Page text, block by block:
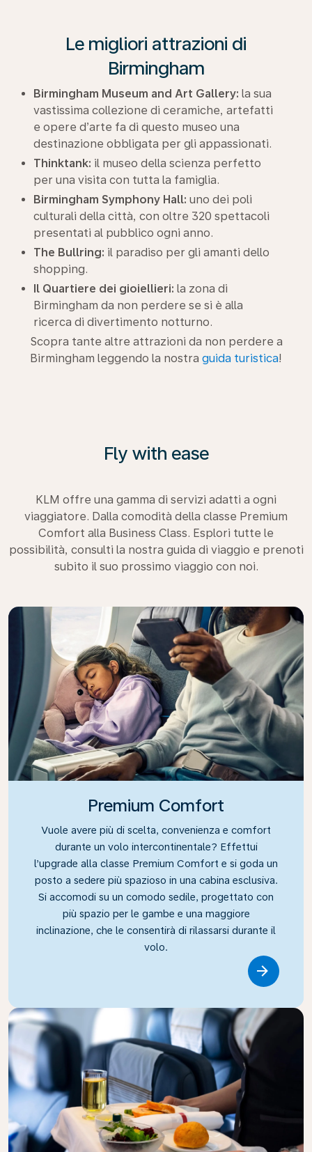
Le migliori attrazioni di
Birmingham
Birmingham Museum and Art Gallery: la sua
vastissima collezione di ceramiche, artefatti
e opere d’arte fa di questo museo una
destinazione obbligata per gli appassionati.
Thinktank: il museo della scienza perfetto
per una visita con tutta la famiglia.
Birmingham Symphony Hall: uno dei poli
culturali della città, con oltre 320 spettacoli
presentati al pubblico ogni anno.
The Bullring: il paradiso per gli amanti dello
shopping.
Il Quartiere dei gioiellieri: la zona di
Birmingham da non perdere se si è alla
ricerca di divertimento notturno.
Scopra tante altre attrazioni da non perdere a
Birmingham leggendo la nostra guida turistica!
Fly with ease
KLM offre una gamma di servizi adatti a ogni
viaggiatore. Dalla comodità della classe Premium
Comfort alla Business Class. Esplori tutte le
possibilità, consulti la nostra guida di viaggio e prenoti
subito il suo prossimo viaggio con noi.
Premium Comfort
Vuole avere più di scelta, convenienza e comfort
durante un volo intercontinentale? Effettui
l’upgrade alla classe Premium Comfort e si goda un
posto a sedere più spazioso in una cabina esclusiva.
Si accomodi su un comodo sedile, progettato con
più spazio per le gambe e una maggiore
inclinazione, che le consentirà di rilassarsi durante il
volo.